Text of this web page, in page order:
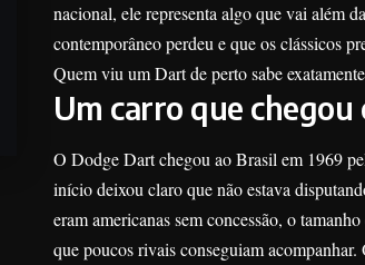
nacional, ele representa algo que vai além
contemporâneo perdeu e que os clássicos
Quem viu um Dart de perto sabe
Um carro que
O Dodge Dart chegou ao Brasil em 1969
início deixou claro que não estava
eram americanas sem concessão, o
que poucos rivais conseguiam